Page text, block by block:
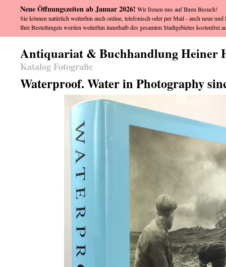
Antiquariat & Buchhandlung Heiner
Katalog Fotografie
Waterproof. Water in Photography
Neue Öffnungszeiten ab Januar 2026! Wir freuen uns auf Ihren Besuch!
Sie können natürlich weiterhin auch online, telefonisch oder per Mail - auch neue
Ihre Bestellungen werden weiterhin innerhalb des gesamten Stadtgebietes kostenfrei